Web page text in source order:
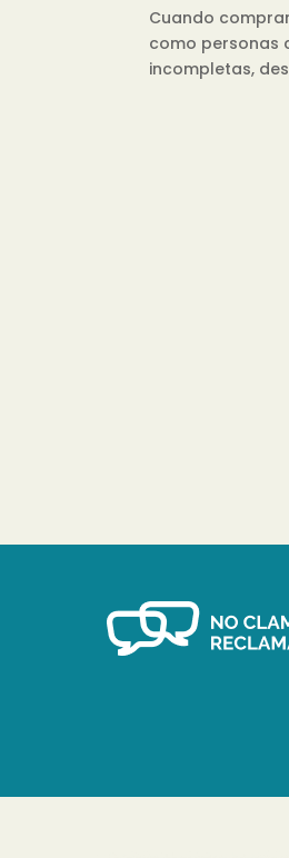
Cuando
como personas
incompletas,